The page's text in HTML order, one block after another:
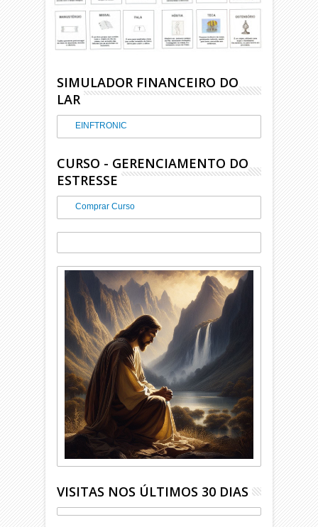
SIMULADOR FINANCEIRO DO
LAR
EINFTRONIC
CURSO - GERENCIAMENTO DO
ESTRESSE
Comprar Curso
VISITAS NOS ÚLTIMOS 30 DIAS